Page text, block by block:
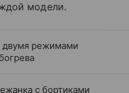
модели.
двумя режимами
с бортиками